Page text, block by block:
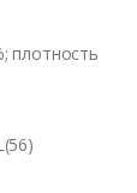
плотность